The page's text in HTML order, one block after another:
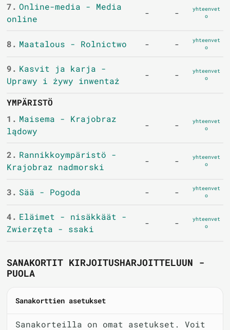
7. Online-media - Media
online
- -
yhteenvet
o
8. Maatalous - Rolnictwo - -
yhteenvet
o
9. Kasvit ja karja -
Uprawy i żywy inwentaż
- -
yhteenvet
o
YMPÄRISTÖ
1. Maisema - Krajobraz
lądowy
- -
yhteenvet
o
2. Rannikkoympäristö -
Krajobraz nadmorski
- -
yhteenvet
o
3. Sää - Pogoda - -
yhteenvet
o
4. Eläimet - nisäkkäät -
Zwierzęta - ssaki
- -
yhteenvet
o
SANAKORTIT KIRJOITUSHARJOITTELUUN -
PUOLA
Sanakorttien asetukset
Sanakorteilla on omat asetukset. Voit